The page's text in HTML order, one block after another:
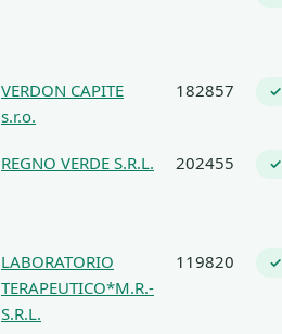
VERDON CAPITE
s.r.o.
182857 ✓
REGNO VERDE S.R.L. 202455 ✓
LABORATORIO
TERAPEUTICO*M.R.-
S.R.L.
119820 ✓